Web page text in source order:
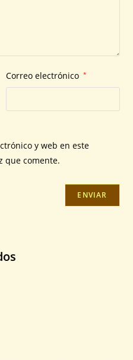
Correo electrónico *
y web en este
que comente.